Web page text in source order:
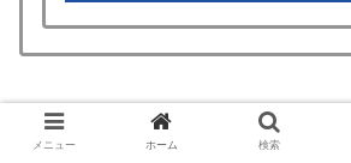
資格取得
メニュー ホーム 検索